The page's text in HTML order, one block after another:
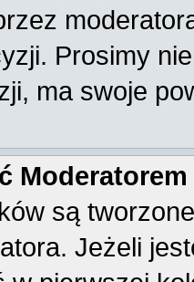
Prosimy
ma swoje
są
Jeżeli